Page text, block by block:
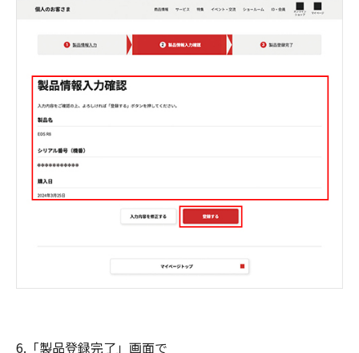
6.「製品登録完了」画面で